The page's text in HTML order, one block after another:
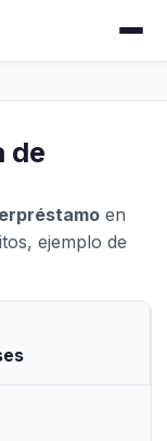
de
en
ejemplo de